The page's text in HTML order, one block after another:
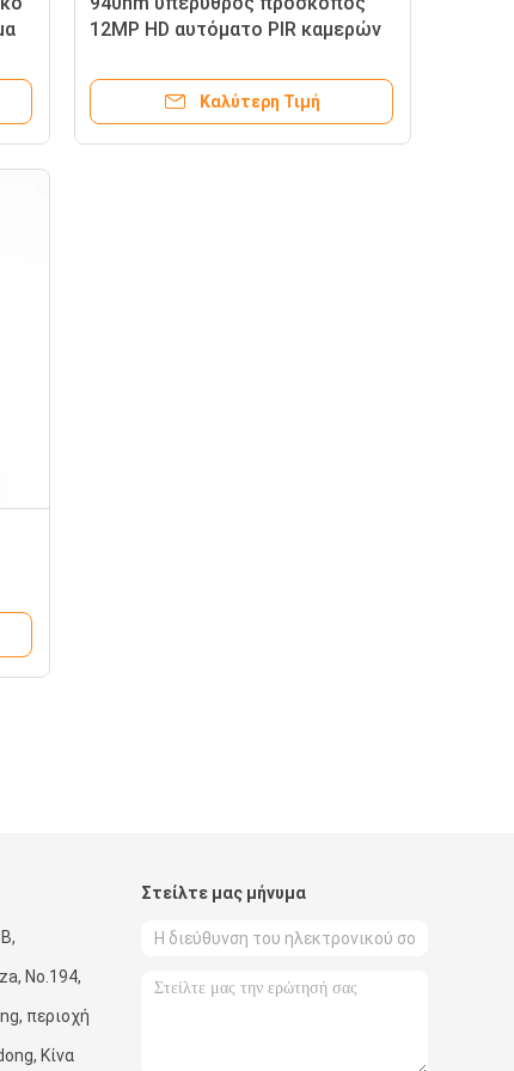
12MP HD αυτόματο PIR καμερών
Καλύτερη Τιμή
No.194,
περιοχή
Κίνα
Στείλτε μας μήνυμα